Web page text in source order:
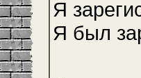
Я
Я был